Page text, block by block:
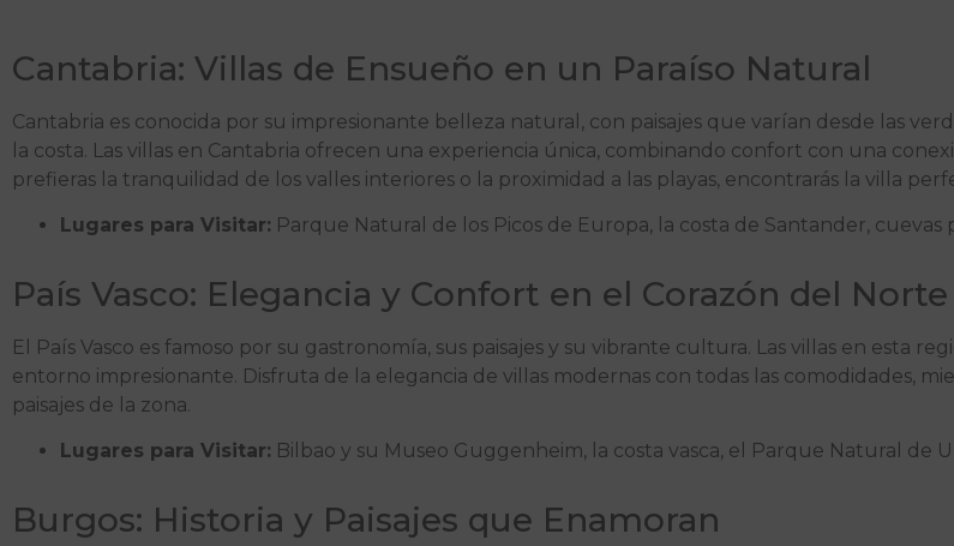
Cantabria: Villas de Ensueño en un Paraíso Natural
Cantabria es conocida por su impresionante belleza natural, con paisajes que varían desde las
la costa. Las villas en Cantabria ofrecen una experiencia única, combinando confort con una
prefieras la tranquilidad de los valles interiores o la proximidad a las playas, encontrarás la villa
Lugares para Visitar: Parque Natural de los Picos de Europa, la costa de Santander, cuevas
País Vasco: Elegancia y Confort en el Corazón del Norte
El País Vasco es famoso por su gastronomía, sus paisajes y su vibrante cultura. Las villas en esta
entorno impresionante. Disfruta de la elegancia de villas modernas con todas las comodidades,
paisajes de la zona.
Lugares para Visitar: Bilbao y su Museo Guggenheim, la costa vasca, el Parque Natural de
Burgos: Historia y Paisajes que Enamoran